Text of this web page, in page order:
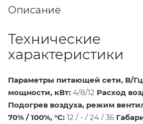
Описание
Технические
характеристики
Параметры питающей сети, В/
мощности, кВт: 4/8/12 Расход
Подогрев воздуха, режим
70% / 100%, °С: 12 / - / 24 / 36